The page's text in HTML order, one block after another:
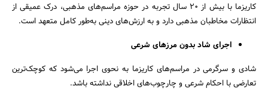
کاریزما با بیش از ۲۰ سال تجربه در حوزه مراسم‌های مذهبی، درک عمیقی از
انتظارات مخاطبان مذهبی دارد و به ارزش‌های دینی به‌طور کامل متعهد است.
اجرای شاد بدون مرزهای شرعی
شادی و سرگرمی در مراسم‌های کاریزما به نحوی اجرا می‌شود که کوچک‌ترین
تعارضی با احکام شرعی و چارچوب‌های اخلاقی نداشته باشد.